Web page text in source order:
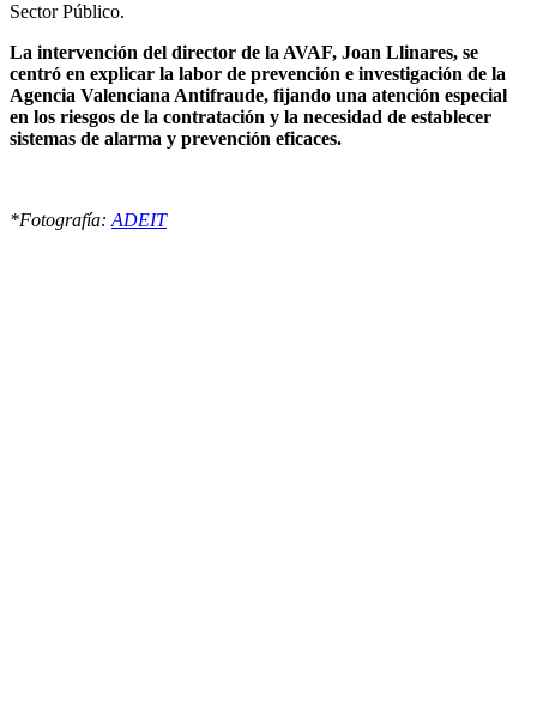
Sector Público.
La intervención del director de la AVAF, Joan Llinares, se
centró en explicar la labor de prevención e investigación de la
Agencia Valenciana Antifraude, fijando una atención especial
en los riesgos de la contratación y la necesidad de establecer
sistemas de alarma y prevención eficaces.
*Fotografía: ADEIT